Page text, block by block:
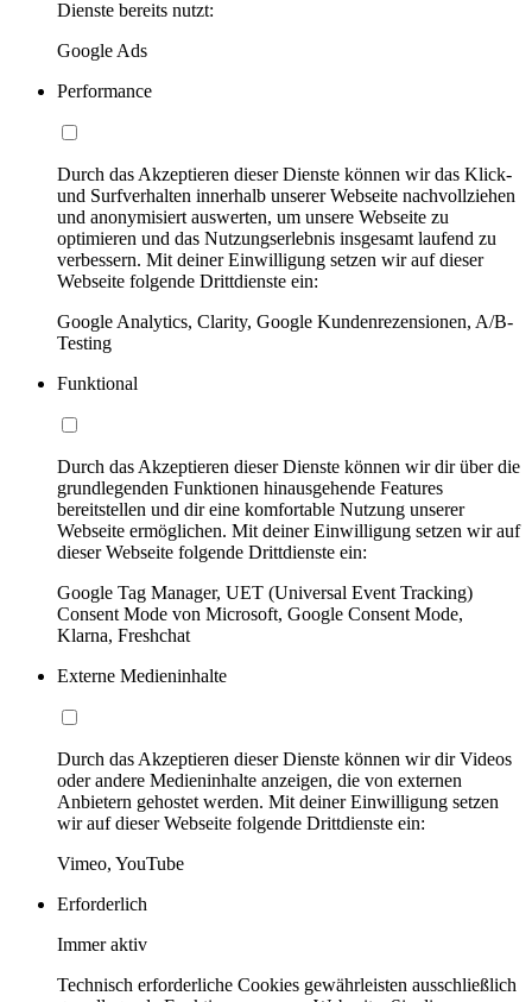
Dienste bereits nutzt:
Google Ads
Performance
Durch das Akzeptieren dieser Dienste können wir das Klick-
und Surfverhalten innerhalb unserer Webseite nachvollziehen
und anonymisiert auswerten, um unsere Webseite zu
optimieren und das Nutzungserlebnis insgesamt laufend zu
verbessern. Mit deiner Einwilligung setzen wir auf dieser
Webseite folgende Drittdienste ein:
Google Analytics, Clarity, Google Kundenrezensionen, A/B-
Testing
Funktional
Durch das Akzeptieren dieser Dienste können wir dir über die
grundlegenden Funktionen hinausgehende Features
bereitstellen und dir eine komfortable Nutzung unserer
Webseite ermöglichen. Mit deiner Einwilligung setzen wir auf
dieser Webseite folgende Drittdienste ein:
Google Tag Manager, UET (Universal Event Tracking)
Consent Mode von Microsoft, Google Consent Mode,
Klarna, Freshchat
Externe Medieninhalte
Durch das Akzeptieren dieser Dienste können wir dir Videos
oder andere Medieninhalte anzeigen, die von externen
Anbietern gehostet werden. Mit deiner Einwilligung setzen
wir auf dieser Webseite folgende Drittdienste ein:
Vimeo, YouTube
Erforderlich
Immer aktiv
Technisch erforderliche Cookies gewährleisten ausschließlich